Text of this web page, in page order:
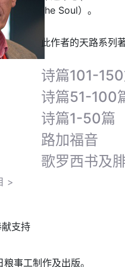
the Soul）。
此作者的天路系列
诗篇101-
诗篇51-100
诗篇1-50篇
路加福音
歌罗西书及
>
支持
事工制作及出版。